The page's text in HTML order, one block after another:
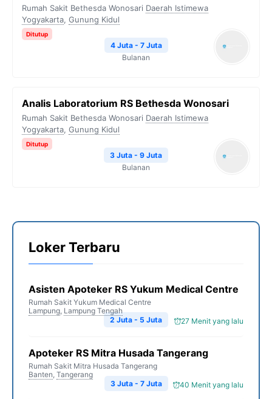
Rumah Sakit Bethesda Wonosari Daerah Istimewa
Yogyakarta, Gunung Kidul
Ditutup
4 Juta - 7 Juta
Bulanan
Analis Laboratorium RS Bethesda Wonosari
Rumah Sakit Bethesda Wonosari Daerah Istimewa
Yogyakarta, Gunung Kidul
Ditutup
3 Juta - 9 Juta
Bulanan
Loker Terbaru
Asisten Apoteker RS Yukum Medical Centre
Rumah Sakit Yukum Medical Centre
Lampung, Lampung Tengah
27 Menit yang lalu
2 Juta - 5 Juta
Apoteker RS Mitra Husada Tangerang
Rumah Sakit Mitra Husada Tangerang
Banten, Tangerang
40 Menit yang lalu
3 Juta - 7 Juta